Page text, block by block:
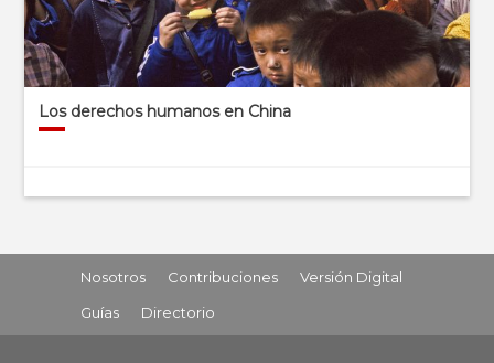
Los derechos humanos en China
Nosotros Contribuciones
Versión Digital
Guías
Directorio